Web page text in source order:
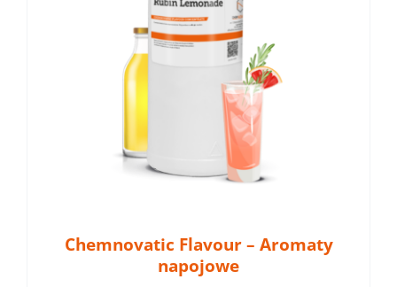
Chemnovatic Flavour – Aromaty
napojowe